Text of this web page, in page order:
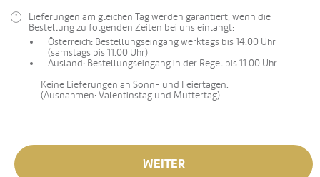
Lieferungen am gleichen Tag werden garantiert, wenn die
Bestellung zu folgenden Zeiten bei uns einlangt:
Österreich: Bestellungseingang werktags bis 14.00 Uhr
(samstags bis 11.00 Uhr)
Ausland: Bestellungseingang in der Regel bis 11.00 Uhr
Keine Lieferungen an Sonn- und Feiertagen.
(Ausnahmen: Valentinstag und Muttertag)
WEITER